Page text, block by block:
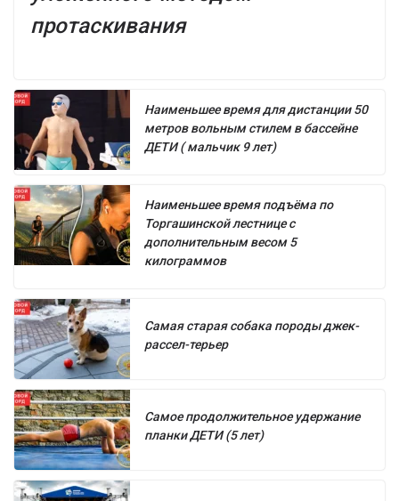
протаскивания
Наименьшее время для дистанции 50
метров вольным стилем в бассейне
ДЕТИ ( мальчик 9 лет)
Наименьшее время подъёма по
Торгашинской лестнице с
дополнительным весом 5
килограммов
Самая старая собака породы джек-
рассел-терьер
Самое продолжительное удержание
планки ДЕТИ (5 лет)